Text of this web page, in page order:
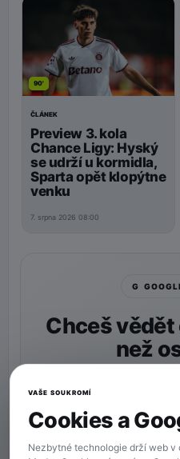
90'
ČLÁNEK
Preview 3. kola
Chance Ligy: Hyský
se udrží u kormidla,
Sparta opět klopýtne
venku
7. srpna 2026 08:00
G
Chceš
než
VAŠE SOUKROMÍ
Cookies a
Nezbytné technologie drží web v